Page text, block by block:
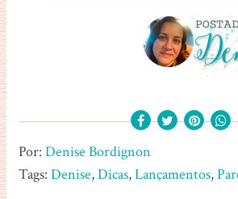
Por: Denise Bordignon
Tags: Denise,Dicas,Lançamentos,